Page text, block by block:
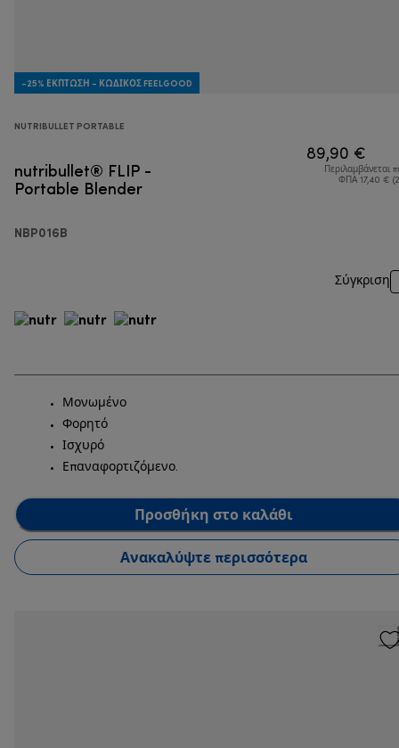
-25% ΈΚΠΤΩΣΗ - ΚΩΔΙΚΌΣ FEELGOOD
NUTRIBULLET PORTABLE
nutribullet® FLIP -
Portable Blender
NBP016B
89,90 €
Περιλαμβάνεται
ΦΠΑ 17,40 €
Σύγκριση
Μονωμένο
Φορητό
Ισχυρό
Επαναφορτιζόμενο.
Προσθήκη στο καλάθι
Ανακαλύψτε περισσότερα